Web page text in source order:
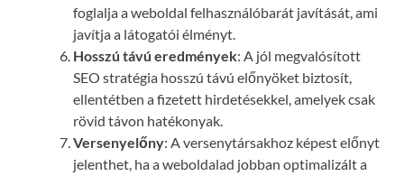
foglalja a weboldal felhasználóbarát javítását, ami
javítja a látogatói élményt.
Hosszú távú eredmények: A jól megvalósított
SEO stratégia hosszú távú előnyöket biztosít,
ellentétben a fizetett hirdetésekkel, amelyek csak
rövid távon hatékonyak.
Versenyelőny: A versenytársakhoz képest előnyt
jelenthet, ha a weboldalad jobban optimalizált a